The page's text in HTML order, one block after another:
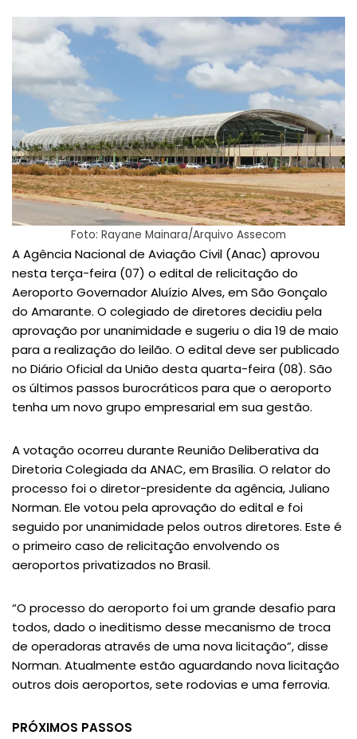
Foto: Rayane Mainara/Arquivo Assecom
A Agência Nacional de Aviação Civil (Anac) aprovou
nesta terça-feira (07) o edital de relicitação do
Aeroporto Governador Aluízio Alves, em São Gonçalo
do Amarante. O colegiado de diretores decidiu pela
aprovação por unanimidade e sugeriu o dia 19 de maio
para a realização do leilão. O edital deve ser publicado
no Diário Oficial da União desta quarta-feira (08). São
os últimos passos burocráticos para que o aeroporto
tenha um novo grupo empresarial em sua gestão.
A votação ocorreu durante Reunião Deliberativa da
Diretoria Colegiada da ANAC, em Brasília. O relator do
processo foi o diretor-presidente da agência, Juliano
Norman. Ele votou pela aprovação do edital e foi
seguido por unanimidade pelos outros diretores. Este é
o primeiro caso de relicitação envolvendo os
aeroportos privatizados no Brasil.
“O processo do aeroporto foi um grande desafio para
todos, dado o ineditismo desse mecanismo de troca
de operadoras através de uma nova licitação”, disse
Norman. Atualmente estão aguardando nova licitação
outros dois aeroportos, sete rodovias e uma ferrovia.
PRÓXIMOS PASSOS